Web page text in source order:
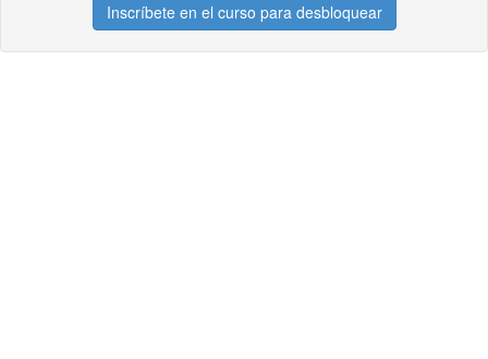
Inscríbete en el curso para desbloquear